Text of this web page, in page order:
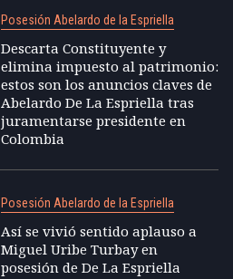
Posesión Abelardo de la Espriella
Descarta Constituyente y
elimina impuesto al patrimonio:
estos son los anuncios claves de
Abelardo De La Espriella tras
juramentarse presidente en
Colombia
Posesión Abelardo de la Espriella
Así se vivió sentido aplauso a
Miguel Uribe Turbay en
posesión de De La Espriella